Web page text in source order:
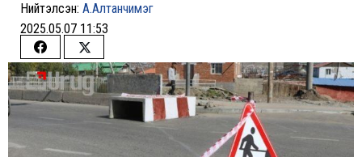
Нийтэлсэн: А.Алтанчимэг
2025.05.07 11:53
Share
on
Facebook
Share
on
Twitter